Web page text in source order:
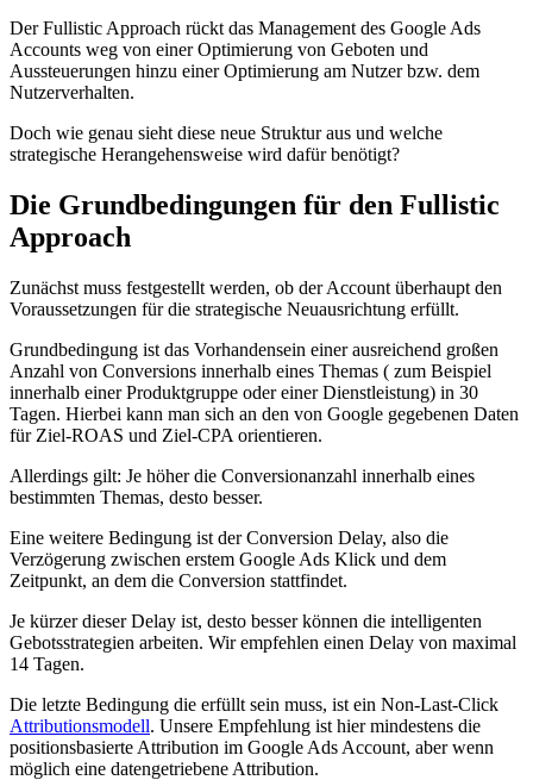
Der Fullistic Approach rückt das Management des Google Ads
Accounts weg von einer Optimierung von Geboten und
Aussteuerungen hinzu einer Optimierung am Nutzer bzw. dem
Nutzerverhalten.
Doch wie genau sieht diese neue Struktur aus und welche
strategische Herangehensweise wird dafür benötigt?
Die Grundbedingungen für den Fullistic
Approach
Zunächst muss festgestellt werden, ob der Account überhaupt den
Voraussetzungen für die strategische Neuausrichtung erfüllt.
Grundbedingung ist das Vorhandensein einer ausreichend großen
Anzahl von Conversions innerhalb eines Themas ( zum Beispiel
innerhalb einer Produktgruppe oder einer Dienstleistung) in 30
Tagen. Hierbei kann man sich an den von Google gegebenen Daten
für Ziel-ROAS und Ziel-CPA orientieren.
Allerdings gilt: Je höher die Conversionanzahl innerhalb eines
bestimmten Themas, desto besser.
Eine weitere Bedingung ist der Conversion Delay, also die
Verzögerung zwischen erstem Google Ads Klick und dem
Zeitpunkt, an dem die Conversion stattfindet.
Je kürzer dieser Delay ist, desto besser können die intelligenten
Gebotsstrategien arbeiten. Wir empfehlen einen Delay von maximal
14 Tagen.
Die letzte Bedingung die erfüllt sein muss, ist ein Non-Last-Click
Attributionsmodell. Unsere Empfehlung ist hier mindestens die
positionsbasierte Attribution im Google Ads Account, aber wenn
möglich eine datengetriebene Attribution.